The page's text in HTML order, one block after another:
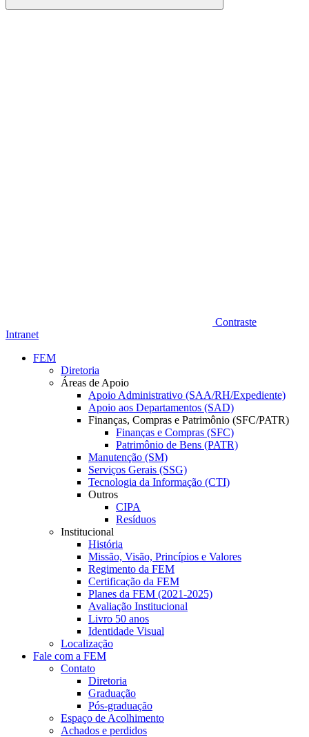
Buscar
Contraste
Intranet
FEM
Diretoria
Áreas de Apoio
Apoio Administrativo (SAA/RH/Expediente)
Apoio aos Departamentos (SAD)
Finanças, Compras e Patrimônio (SFC/PATR)
Finanças e Compras (SFC)
Patrimônio de Bens (PATR)
Manutenção (SM)
Serviços Gerais (SSG)
Tecnologia da Informação (CTI)
Outros
CIPA
Resíduos
Institucional
História
Missão, Visão, Princípios e Valores
Regimento da FEM
Certificação da FEM
Planes da FEM (2021-2025)
Avaliação Institucional
Livro 50 anos
Identidade Visual
Localização
Fale com a FEM
Contato
Diretoria
Graduação
Pós-graduação
Espaço de Acolhimento
Achados e perdidos